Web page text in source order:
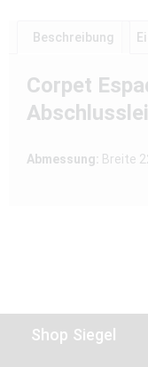
Beschreibung
Corpet
Abmessung: Breite
Shop Siegel